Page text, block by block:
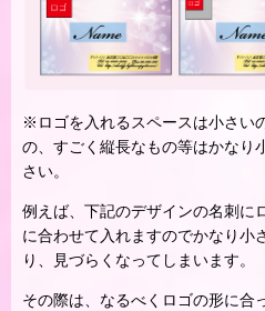
※ロゴを入れるスペースは小さい
の、すごく縦長なもの等はかなり
さい。
例えば、下記のデザインの名刺に
に合わせて入れますのでかなり小
り、見づらくなってしまいます。
その際は、なるべくロゴの形に合